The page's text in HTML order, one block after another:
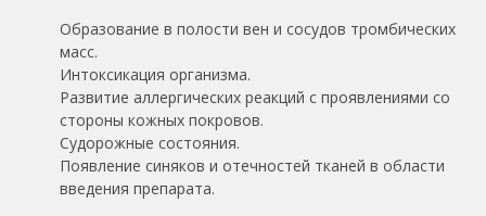
Образование в полости вен и сосудов тромбических
масс.
Интоксикация организма.
Развитие аллергических реакций с проявлениями со
стороны кожных покровов.
Судорожные состояния.
Появление синяков и отечностей тканей в области
введения препарата.